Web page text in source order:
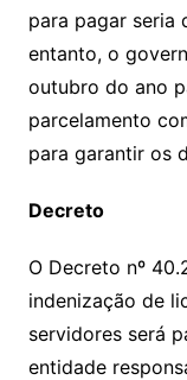
para pagar seria
entanto, o
outubro do ano
parcelamento
para garantir os
Decreto
O Decreto nº
indenização de
servidores será
entidade